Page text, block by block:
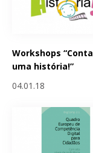
Workshops
uma história!”
04.01.18